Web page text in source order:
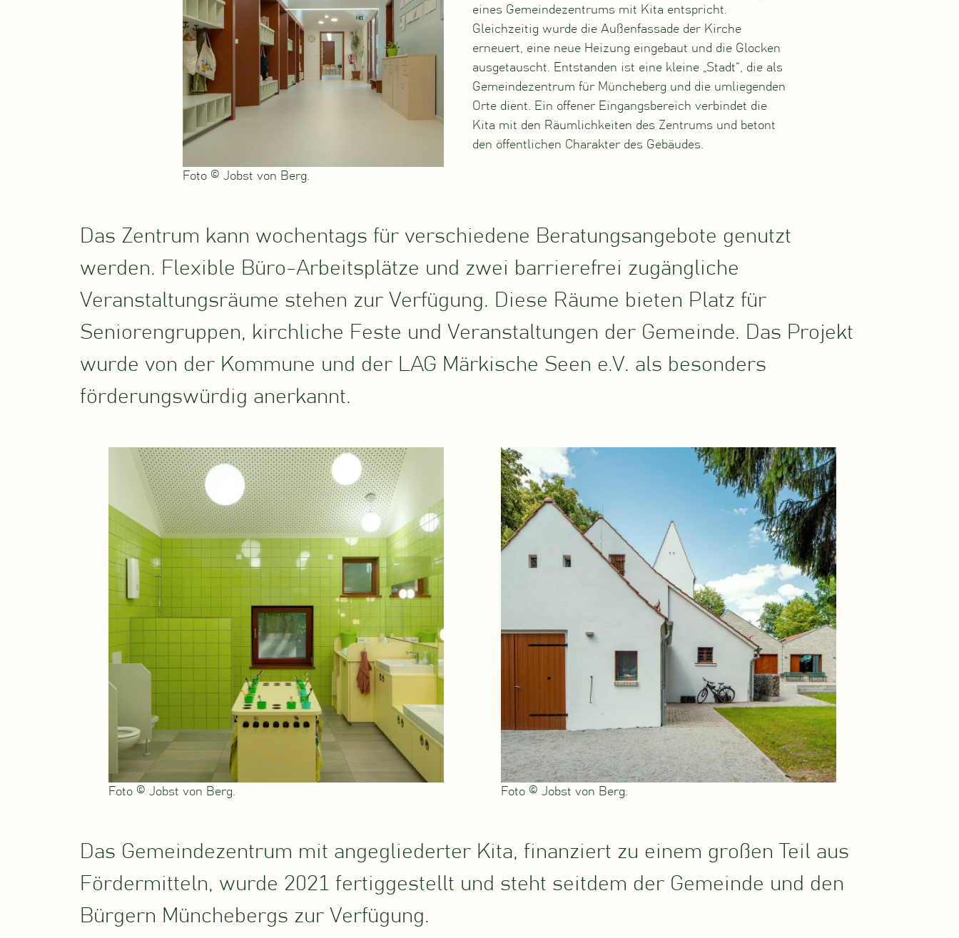
Foto © Jobst von Berg.
eines Gemeindezentrums mit Kita entspricht.
Gleichzeitig wurde die Außenfassade der Kirche
erneuert, eine neue Heizung eingebaut und die Glocken
ausgetauscht. Entstanden ist eine kleine „Stadt“, die als
Gemeindezentrum für Müncheberg und die umliegenden
Orte dient. Ein offener Eingangsbereich verbindet die
Kita mit den Räumlichkeiten des Zentrums und betont
den öffentlichen Charakter des Gebäudes.
Das Zentrum kann wochentags für verschiedene Beratungsangebote genutzt
werden. Flexible Büro-Arbeitsplätze und zwei barrierefrei zugängliche
Veranstaltungsräume stehen zur Verfügung. Diese Räume bieten Platz für
Seniorengruppen, kirchliche Feste und Veranstaltungen der Gemeinde. Das Projekt
wurde von der Kommune und der LAG Märkische Seen e.V. als besonders
förderungswürdig anerkannt.
Foto © Jobst von Berg. Foto © Jobst von Berg.
Das Gemeindezentrum mit angegliederter Kita, finanziert zu einem großen Teil aus
Fördermitteln, wurde 2021 fertiggestellt und steht seitdem der Gemeinde und den
Bürgern Münchebergs zur Verfügung.